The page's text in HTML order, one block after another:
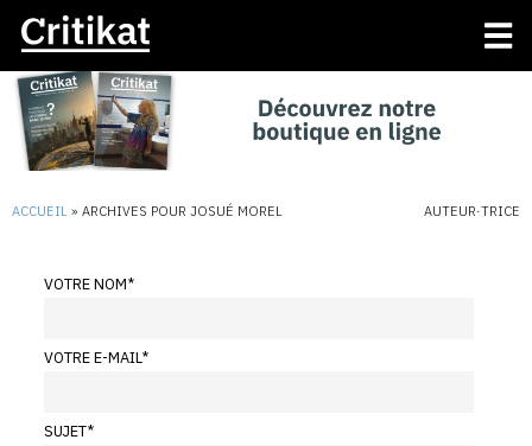
ACCUEIL » ARCHIVES POUR JOSUÉ MOREL AUTEUR·TRICE
VOTRE NOM*
VOTRE E-MAIL*
SUJET*